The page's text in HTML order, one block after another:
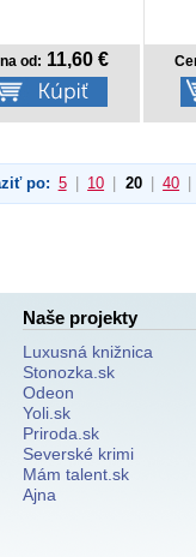
od: 11,60 €
po: 5 | 10 | 20 | 40 |
Naše projekty
Luxusná knižnica
Stonozka.sk
Odeon
Yoli.sk
Priroda.sk
Severské krimi
Mám talent.sk
Ajna